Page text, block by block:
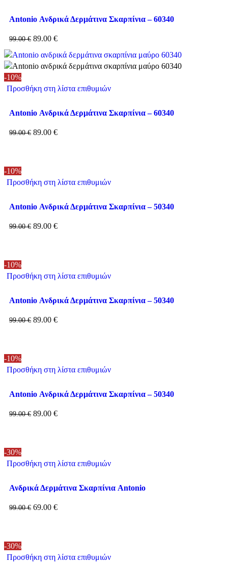
Antonio Ανδρικά Δερμάτινα Σκαρπίνια – 60340
99.00€ 89.00 €
-10%
Προσθήκη στη λίστα επιθυμιών
Antonio Ανδρικά Δερμάτινα Σκαρπίνια – 60340
99.00€ 89.00 €
-10%
Προσθήκη στη λίστα επιθυμιών
Antonio Ανδρικά Δερμάτινα Σκαρπίνια – 50340
99.00€ 89.00 €
-10%
Προσθήκη στη λίστα επιθυμιών
Antonio Ανδρικά Δερμάτινα Σκαρπίνια – 50340
99.00€ 89.00 €
-10%
Προσθήκη στη λίστα επιθυμιών
Antonio Ανδρικά Δερμάτινα Σκαρπίνια – 50340
99.00€ 89.00 €
-30%
Προσθήκη στη λίστα επιθυμιών
Ανδρικά Δερμάτινα Σκαρπίνια Antonio
99.00€ 69.00 €
-30%
Προσθήκη στη λίστα επιθυμιών